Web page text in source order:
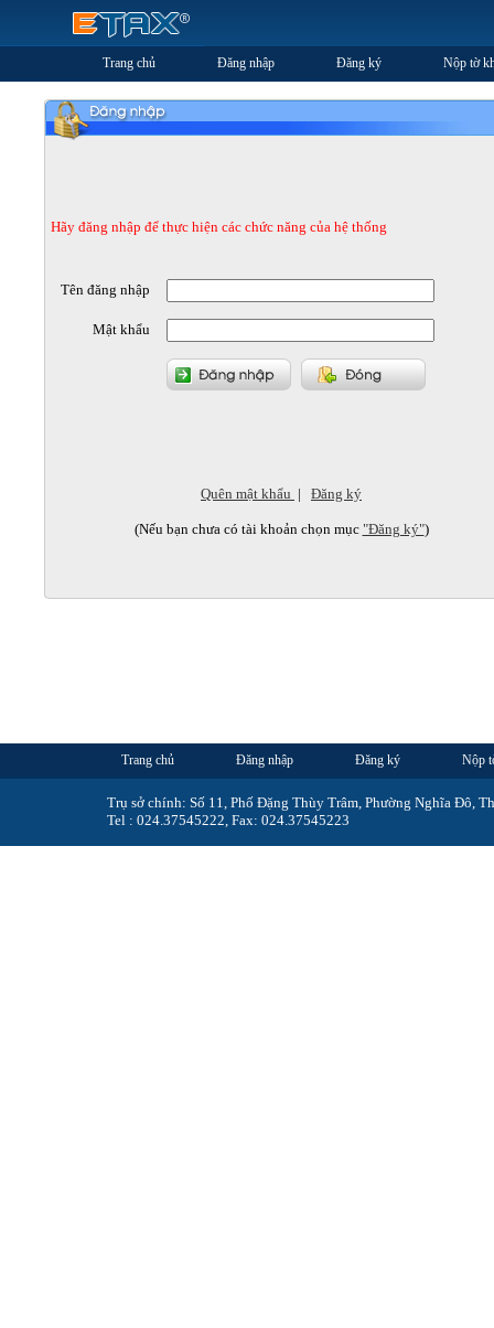
Trang chủ Đăng nhập Đăng ký Nộp tờ
Hãy đăng nhập để thực hiện các chức năng của hệ thống
Tên đăng nhập
Mật khẩu
Quên mật khẩu | Đăng ký
(Nếu bạn chưa có tài khoản chọn mục "Đăng ký")
Trang chủ Đăng nhập Đăng ký Nộp
Trụ sở chính: Số 11, Phố Đặng Thùy Trâm, Phường Nghĩa Đô,
Tel : 024.37545222, Fax: 024.37545223